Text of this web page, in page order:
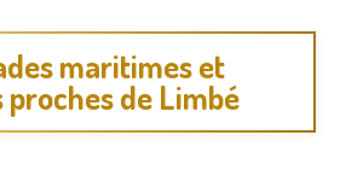
maritimes et
de Limbé